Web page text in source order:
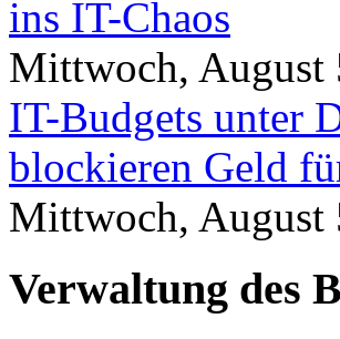
ins IT-Chaos
Mittwoch, August
IT-Budgets unter
blockieren Geld
Mittwoch, August
Verwaltung des